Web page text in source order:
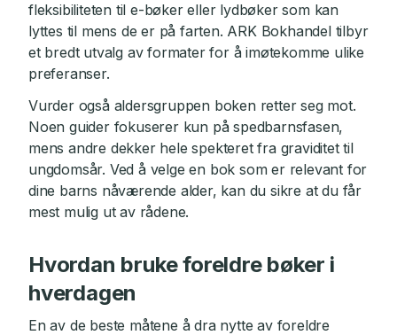
fleksibiliteten til e-bøker eller lydbøker som kan
lyttes til mens de er på farten. ARK Bokhandel tilbyr
et bredt utvalg av formater for å imøtekomme ulike
preferanser.
Vurder også aldersgruppen boken retter seg mot.
Noen guider fokuserer kun på spedbarnsfasen,
mens andre dekker hele spekteret fra graviditet til
ungdomsår. Ved å velge en bok som er relevant for
dine barns nåværende alder, kan du sikre at du får
mest mulig ut av rådene.
Hvordan bruke foreldre bøker i
hverdagen
En av de beste måtene å dra nytte av foreldre